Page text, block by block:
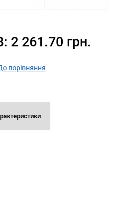
2 261.70 грн.
порівняння